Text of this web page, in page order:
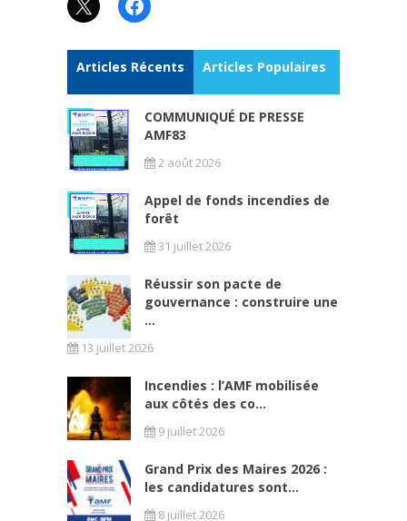
Articles Récents Articles Populaires
COMMUNIQUÉ DE PRESSE
AMF83
2 août 2026
Appel de fonds incendies de
forêt
31 juillet 2026
Réussir son pacte de
gouvernance : construire une
...
13 juillet 2026
Incendies : l’AMF mobilisée
aux côtés des co...
9 juillet 2026
Grand Prix des Maires 2026 :
les candidatures sont...
8 juillet 2026